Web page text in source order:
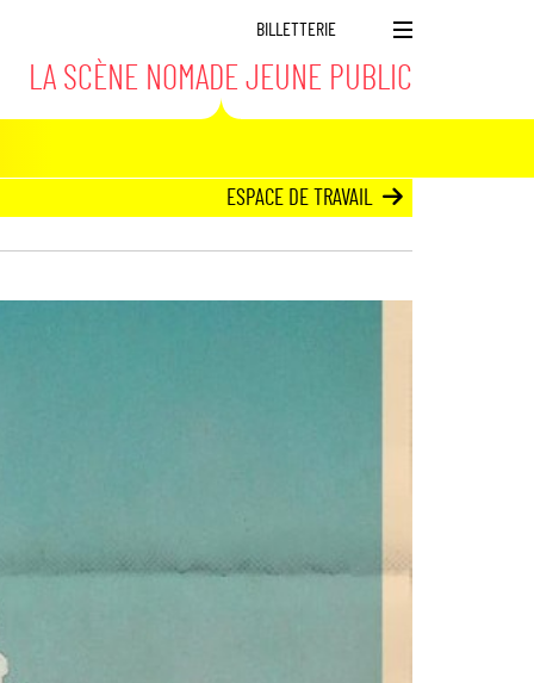
LA SCÈNE NOMADE JEUNE PUBLIC
BILLETTERIE
e
n
u
ESPACE DE TRAVAIL